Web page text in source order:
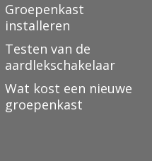
Groepenkast
installeren
Testen van de
aardlekschakelaar
Wat kost een nieuwe
groepenkast